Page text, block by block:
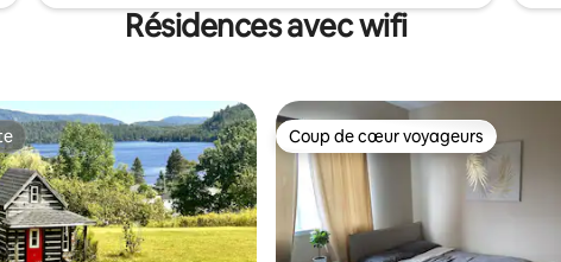
Résidences avec wifi
Coup de cœur voyageurs
Coup de cœur voyageurs